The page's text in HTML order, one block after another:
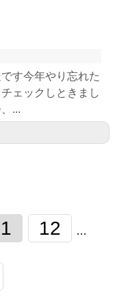
す今年やり忘れた
ェックしときまし
...
12 …